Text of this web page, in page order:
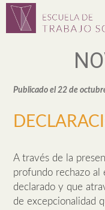
Publicado el 22 de
A través de la
profundo rechazo al
declarado y que
de excepcionalidad